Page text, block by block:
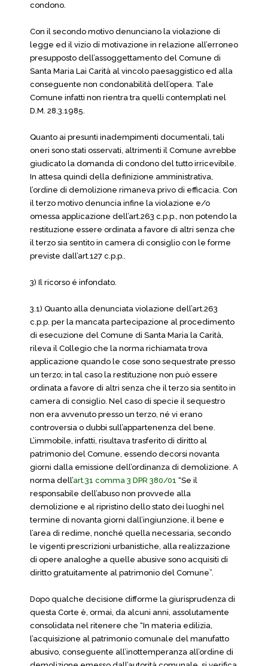
condono.
Con il secondo motivo denunciano la violazione di
legge ed il vizio di motivazione in relazione all’erroneo
presupposto dell’assoggettamento del Comune di
Santa Maria Lai Carità al vincolo paesaggistico ed alla
conseguente non condonabilità dell’opera. Tale
Comune infatti non rientra tra quelli contemplati nel
D.M. 28.3.1985.
Quanto ai presunti inadempimenti documentali, tali
oneri sono stati osservati, altrimenti il Comune avrebbe
giudicato la domanda di condono del tutto irricevibile.
In attesa quindi della definizione amministrativa,
l’ordine di demolizione rimaneva privo di efficacia. Con
il terzo motivo denuncia infine la violazione e/o
omessa applicazione dell’art.263 c.p.p., non potendo la
restituzione essere ordinata a favore di altri senza che
il terzo sia sentito in camera di consiglio con le forme
previste dall’art.127 c.p.p..
3) Il ricorso é infondato.
3.1) Quanto alla denunciata violazione dell’art.263
c.p.p. per la mancata partecipazione al procedimento
di esecuzione del Comune di Santa Maria la Carità,
rileva il Collegio che la norma richiamata trova
applicazione quando le cose sono sequestrate presso
un terzo; in tal caso la restituzione non può essere
ordinata a favore di altri senza che il terzo sia sentito in
camera di consiglio. Nel caso di specie il sequestro
non era avvenuto presso un terzo, né vi erano
controversia o dubbi sull’appartenenza del bene.
L’immobile, infatti, risultava trasferito di diritto al
patrimonio del Comune, essendo decorsi novanta
giorni dalla emissione dell’ordinanza di demolizione. A
norma dell’art.31 comma 3 DPR 380/01 “Se il
responsabile dell’abuso non provvede alla
demolizione e al ripristino dello stato dei luoghi nel
termine di novanta giorni dall’ingiunzione, il bene e
l’area di redime, nonché quella necessaria, secondo
le vigenti prescrizioni urbanistiche, alla realizzazione
di opere analoghe a quelle abusive sono acquisiti di
diritto gratuitamente al patrimonio del Comune”.
Dopo qualche decisione difforme la giurisprudenza di
questa Corte è, ormai, da alcuni anni, assolutamente
consolidata nel ritenere che “In materia edilizia,
l’acquisizione al patrimonio comunale del manufatto
abusivo, conseguente all’inottemperanza all’ordine di